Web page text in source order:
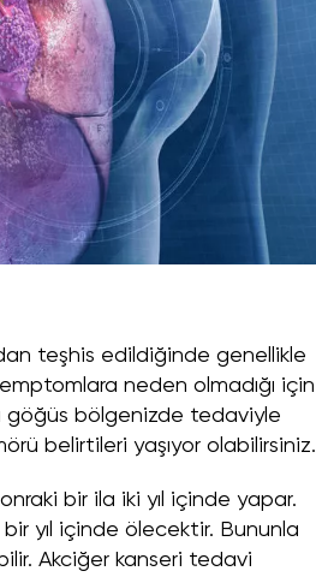
teşhis edildiğinde genellikle
neden olmadığı için
göğüs bölgenizde tedaviyle
belirtileri yaşıyor olabilirsiniz.
bir ila iki yıl içinde yapar.
bir yıl içinde ölecektir. Bununla
Akciğer kanseri tedavi